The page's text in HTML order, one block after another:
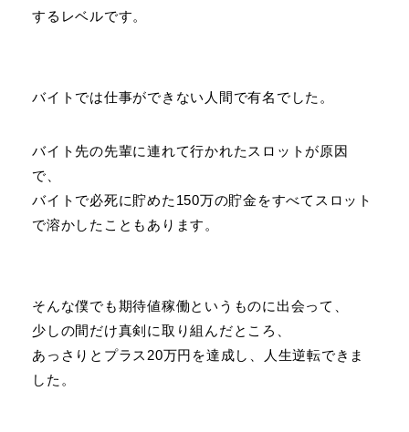
するレベルです。
バイトでは仕事ができない人間で有名でした。
バイト先の先輩に連れて行かれたスロットが原因
で、
バイトで必死に貯めた150万の貯金をすべてスロット
で溶かしたこともあります。
そんな僕でも期待値稼働というものに出会って、
少しの間だけ真剣に取り組んだところ、
あっさりとプラス20万円を達成し、人生逆転できま
した。